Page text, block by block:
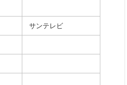
サンテレビ